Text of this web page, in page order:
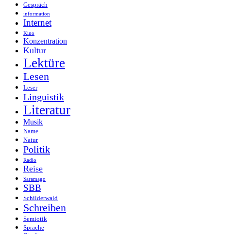
Gespräch
information
Internet
Kino
Konzentration
Kultur
Lektüre
Lesen
Leser
Linguistik
Literatur
Musik
Name
Natur
Politik
Radio
Reise
Saramago
SBB
Schilderwald
Schreiben
Semiotik
Sprache